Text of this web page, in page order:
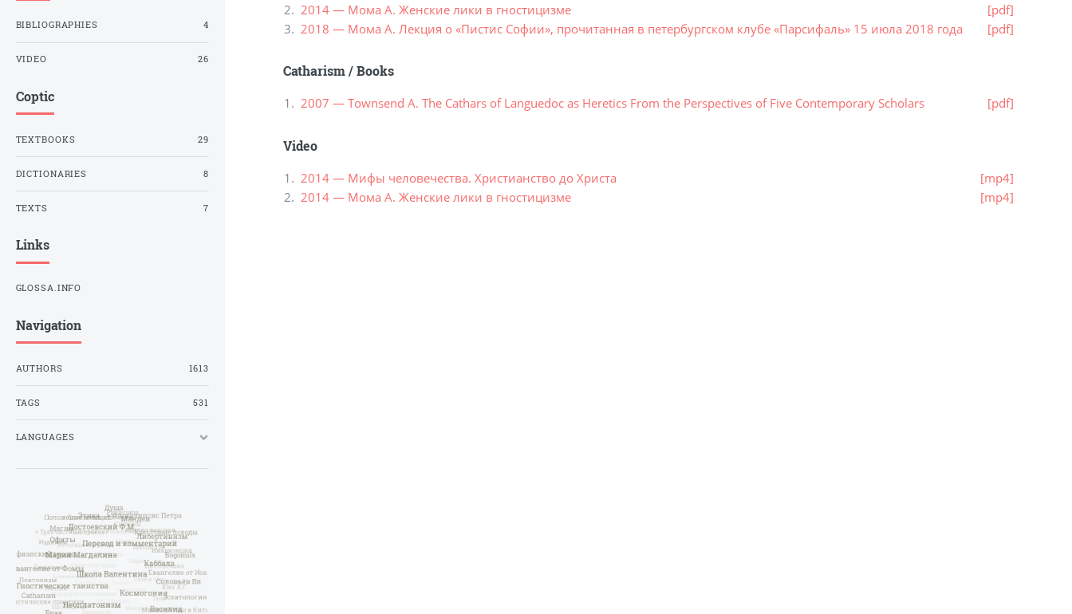
2014 — Мома А. Женские лики в гностицизме
[pdf]
2018 — Мома А. Лекция о «Пистис Софии», прочитанная в петербургском клубе «Парсифаль» 15 июла 2018 года
[pdf]
Catharism/Books
2007 — Townsend A. The Cathars of Languedoc as Heretics From the Perspectives of Five Contemporary Scholars [pdf]
Video
2014 — Мифы человечества. Христианство до Христа
[mp4]
2014 — Мома А. Женские лики в гностицизме
[mp4]
BIBLIOGRAPHIES 4
VIDEO 26
Coptic
TEXTBOOKS 29
DICTIONARIES 8
TEXTS 7
Links
GLOSSA.INFO
Navigation
AUTHORS 1613
TAGS 531
LANGUAGES